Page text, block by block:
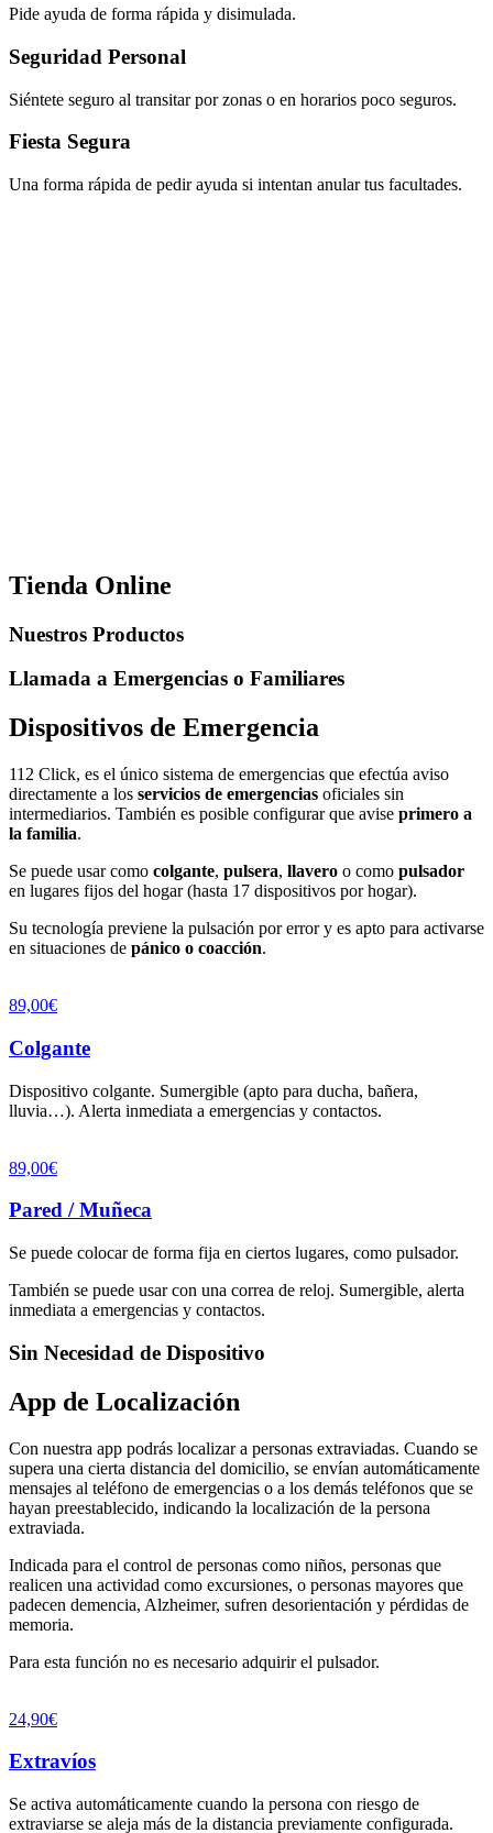
Pide ayuda de forma rápida y disimulada.
Seguridad Personal
Siéntete seguro al transitar por zonas o en horarios poco seguros.
Fiesta Segura
Una forma rápida de pedir ayuda si intentan anular tus facultades.
Tienda Online
Nuestros Productos
Llamada a Emergencias o Familiares
Dispositivos de Emergencia
112 Click, es el único sistema de emergencias que efectúa aviso
directamente a los servicios de emergencias oficiales sin
intermediarios. También es posible configurar que avise primero a
la familia.
Se puede usar como colgante, pulsera, llavero o como pulsador
en lugares fijos del hogar (hasta 17 dispositivos por hogar).
Su tecnología previene la pulsación por error y es apto para activarse
en situaciones de pánico o coacción.
89,00€
Colgante
Dispositivo colgante. Sumergible (apto para ducha, bañera,
lluvia…). Alerta inmediata a emergencias y contactos.
89,00€
Pared / Muñeca
Se puede colocar de forma fija en ciertos lugares, como pulsador.
También se puede usar con una correa de reloj. Sumergible, alerta
inmediata a emergencias y contactos.
Sin Necesidad de Dispositivo
App de Localización
Con nuestra app podrás localizar a personas extraviadas. Cuando se
supera una cierta distancia del domicilio, se envían automáticamente
mensajes al teléfono de emergencias o a los demás teléfonos que se
hayan preestablecido, indicando la localización de la persona
extraviada.
Indicada para el control de personas como niños, personas que
realicen una actividad como excursiones, o personas mayores que
padecen demencia, Alzheimer, sufren desorientación y pérdidas de
memoria.
Para esta función no es necesario adquirir el pulsador.
24,90€
Extravíos
Se activa automáticamente cuando la persona con riesgo de
extraviarse se aleja más de la distancia previamente configurada.